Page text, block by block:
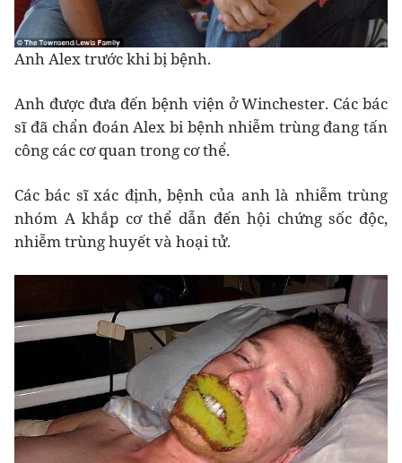
Anh Alex trước khi bị bệnh.
Anh được đưa đến bệnh viện ở Winchester. Các bác
sĩ đã chẩn đoán Alex bi bệnh nhiễm trùng đang tấn
công các cơ quan trong cơ thể.
Các bác sĩ xác định, bệnh của anh là nhiễm trùng
nhóm A khắp cơ thể dẫn đến hội chứng sốc độc,
nhiễm trùng huyết và hoại tử.